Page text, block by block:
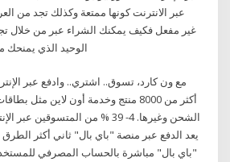
عبر الانترنت كونها ممتعة وكذلك تجد من
الوحيد الذي يمنحك
مع ون كارد، تسوق.. اشتري.. وادفع عبر
أكثر من 8000 منتج وخدمة أون لاين مثل
الشحن وغيرها. 4- 39 % من
يعد الدفع عبر منصة "باي بال" ثاني أكثر
"باي بال" مباشرة بالحساب المصرفي